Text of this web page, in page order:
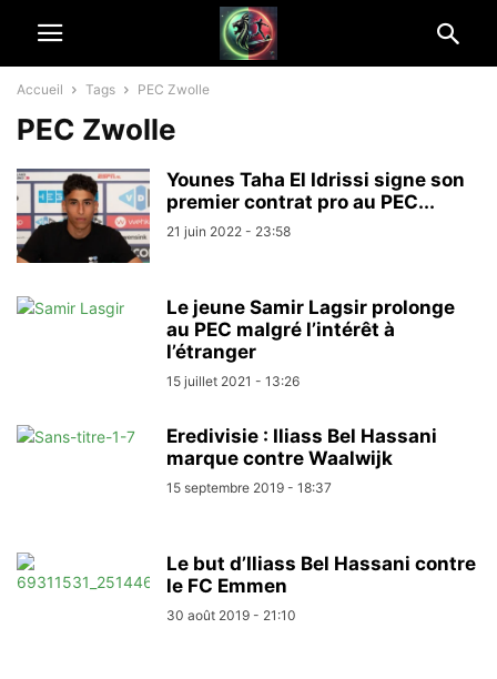
Accueil Tags PEC Zwolle
PEC Zwolle
Younes Taha El Idrissi signe son
premier contrat pro au PEC...
21 juin 2022 - 23:58
Le jeune Samir Lagsir prolonge
au PEC malgré l’intérêt à
l’étranger
15 juillet 2021 - 13:26
Eredivisie : Iliass Bel Hassani
marque contre Waalwijk
15 septembre 2019 - 18:37
Le but d’Iliass Bel Hassani contre
le FC Emmen
30 août 2019 - 21:10